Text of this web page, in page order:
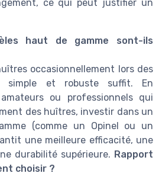
ce qui peut justifier un
haut de gamme sont-ils
occasionnellement lors des
simple et robuste suffit. En
ou professionnels qui
des huîtres, investir dans un
(comme un Opinel ou un
une meilleure efficacité, une
durabilité supérieure. Rapport
choisir ?